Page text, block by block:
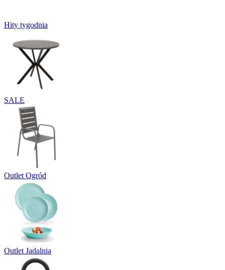
Hity tygodnia
SALE
Outlet Ogród
Outlet Jadalnia